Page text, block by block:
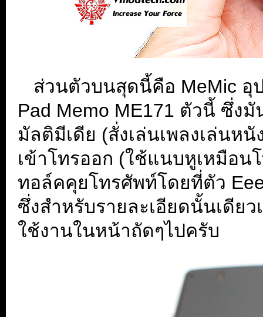
ส่วนตัวบนสุดนี้คือ MeMic อุ
Pad Memo ME171 ตัวนี้ ซึ่ง
มัลติมีเดีย (สั่งเล่นเพลงเล่นห
เข้าโทรออก (ใช้แนบหูเหมือน
ทอล์คคุยโทรศัพท์โดยที่ตัว
ซึ่งสำหรับรายละเอียดนั้นเดีย
ใช้งานในหน้าถัดๆไปครับ